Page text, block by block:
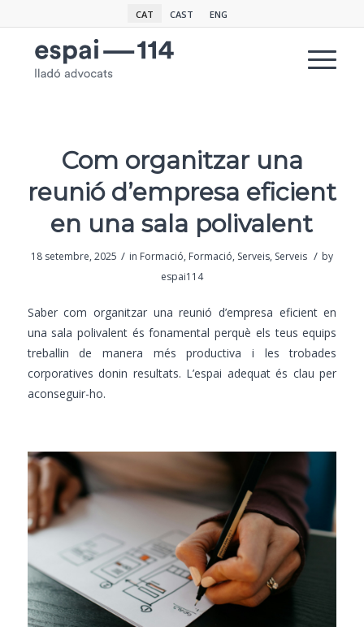
CAT CAST ENG
Com organitzar una
reunió d’empresa eficient
en una sala polivalent
18 setembre, 2025 / in Formació, Formació, Serveis, Serveis / by
espai114
Saber com organitzar una reunió d’empresa eficient en
una sala polivalent és fonamental perquè els teus equips
treballin de manera més productiva i les trobades
corporatives donin resultats. L’espai adequat és clau per
aconseguir-ho.